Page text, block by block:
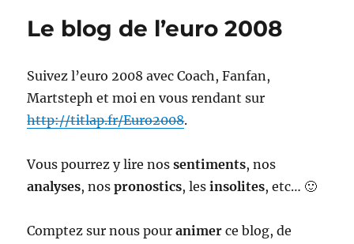
Le blog de l’euro 2008
Suivez l’euro 2008 avec Coach, Fanfan,
Martsteph et moi en vous rendant sur
http://titlap.fr/Euro2008.
Vous pourrez y lire nossentiments, nos
analyses, nospronostics, lesinsolites, etc… 🙂
Comptez sur nous pouranimerce blog, de